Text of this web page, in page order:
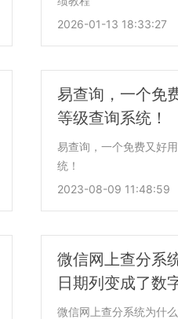
2026-01-13 18:33:27
易查询，一个免
等级查询系统！
易查询，一个免费又好
统！
2023-08-09 11:48:59
微信网上查分系
日期列变成了数
微信网上查分系统为什